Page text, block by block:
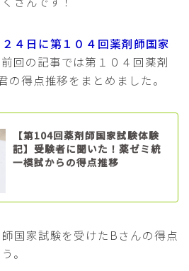
４日に第１０４回薬剤師国家
回の記事では第１０４回薬剤
の得点推移をまとめました。
【第104回薬剤師国家試験体験
記】受験者に聞いた！薬ゼミ統
一模試からの得点推移
国家試験を受けたBさんの得点
。